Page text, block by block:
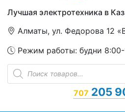
Лучшая электротехника в
Алматы, ул. Федорова 12
Режим работы: будни 8:00-
Поиск
товаров
707 205